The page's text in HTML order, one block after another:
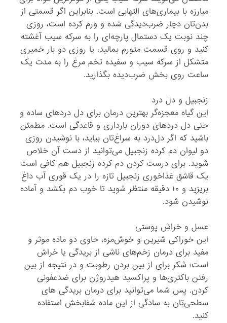
مبارزه با بیماری‌های التهابی است. بنابراین اگر قسمتی از
بدن‌تان دچار ضرب‌دیدگی شده و ورم کرده است، روزی
چند نوبت یک دستمال پارچه‌ای را به سرکه سیب آغشته
کنید و روی قسمت متورم بمالید، یا روزی دو بار خمیری
متشکل از سرکه سیب و سفیده تخم ‌مرغ را به مدت یک
ساعت روی بخش ضرب‌دیده بگذارید.
زنجبیل و دل‌ درد
این گیاه معجزه‌گر بهترین درمان برای دل‌ دردهای ساده و
حتی دل ‌دردهای دوران بارداری و قاعدگی است. مطمئن
باشید که اگر دل‌درد به سراغ‌تان بیاید، با نوشیدن روزی
دو لیوان دم کرده زنجبیل می‌توانید از دست آن خلاص
شوید. برای درست کردن دم کرده زنجبیل هم کافی است
یک قاشق غذاخوری زنجبیل تازه را در یک قوری آب داغ
بریزید و ۱۰ دقیقه منتظر شوید تا خوب دم بکشد و آماده
نوشیدن شود.
عسل و خراش پوستی
این خوراکی شیرین و خوش‌مزه، حاوی دو ماده موثر و
مفید برای درمان زخم‌های ناشی از بریدگی یا خراش
است؛ شکر برای از بین بردن رطوبت و در نتیجه از بین
رفتن باکتری‌ها و پراکسید هیدروژن برای ضدعفونی
کردن. پس شما می‌توانید برای درمان بریدگی‌ های
سطحی‌تان به سادگی از این ماده شفابخش استفاده
کنید.